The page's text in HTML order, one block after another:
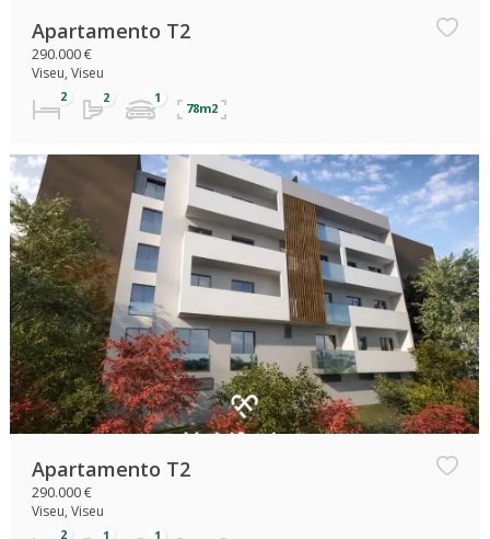
Apartamento T2
290.000 €
Viseu, Viseu
78m2
Apartamento T2
290.000 €
Viseu, Viseu